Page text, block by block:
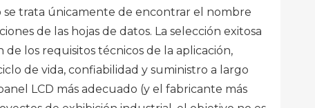
se trata únicamente de encontrar el nombre
de las hojas de datos. La selección exitosa
los requisitos técnicos de la aplicación,
de vida, confiabilidad y suministro a largo
LCD más adecuado (y el fabricante más